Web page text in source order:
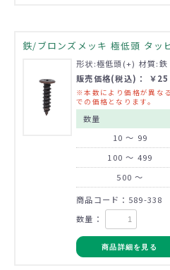
鉄/ブロンズメッキ 極低頭 タッ
形状:極低頭(+) 材質:鉄
販売価格(税込)： ￥25
※本数により価格が異な
での価格となります。
数量
10 ～ 99
100 ～ 499
500 ～
商品コード：589-338
数量：
商品詳細を見る